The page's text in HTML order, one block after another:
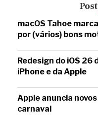
macOS Tahoe
por (vários) bons
Redesign do iOS
iPhone e da Apple
Apple anuncia
carnaval